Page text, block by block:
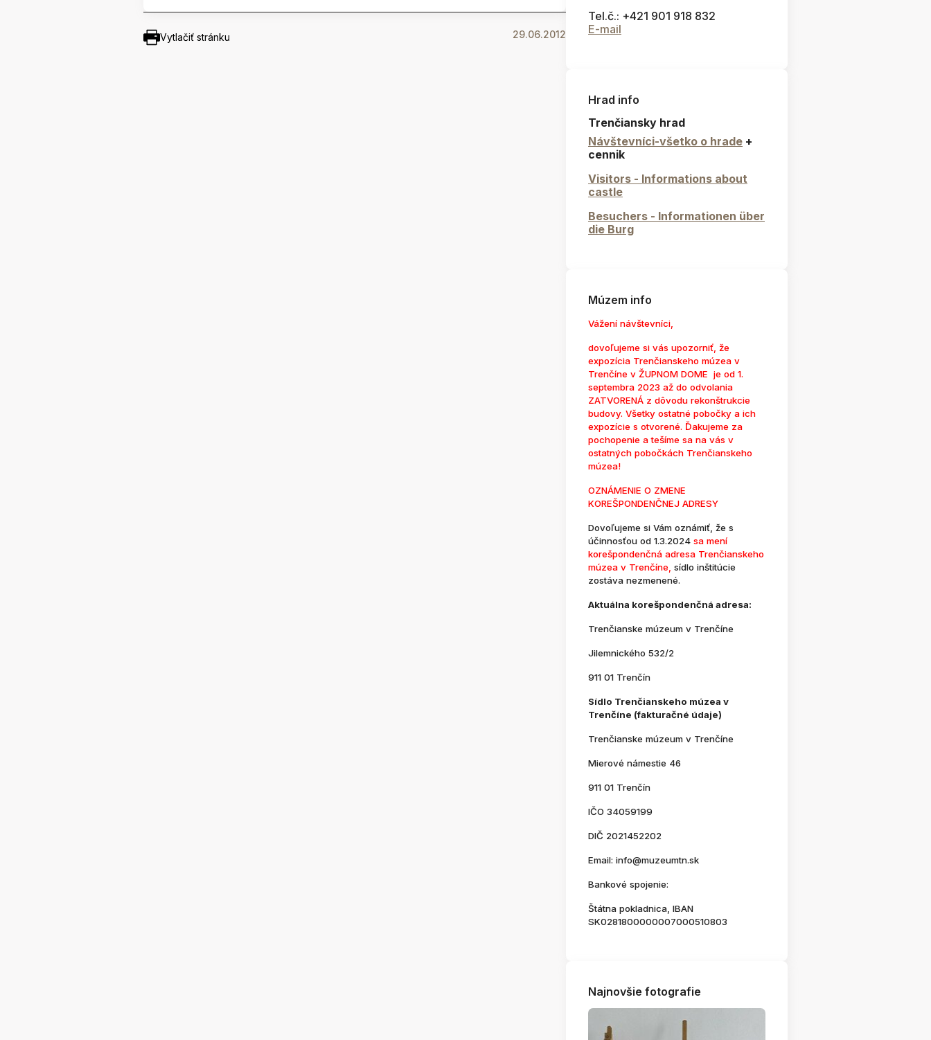
Vytlačiť stránku 29.06.2012
Tel.č.: +421 901 918 832
E-mail
Hrad info
Trenčiansky hrad
Návštevníci-všetko o hrade +
cennik
Visitors - Informations about
castle
Besuchers - Informationen über
die Burg
Múzem info
Vážení návštevníci,
dovoľujeme si vás upozorniť, že
expozícia Trenčianskeho múzea v
Trenčíne v ŽUPNOM DOME je od 1.
septembra 2023 až do odvolania
ZATVORENÁ z dôvodu rekonštrukcie
budovy. Všetky ostatné pobočky a ich
expozície s otvorené. Ďakujeme za
pochopenie a tešíme sa na vás v
ostatných pobočkách Trenčianskeho
múzea!
OZNÁMENIE O ZMENE
KOREŠPONDENČNEJ ADRESY
Dovoľujeme si Vám oznámiť, že s
účinnosťou od 1.3.2024 sa mení
korešpondenčná adresa Trenčianskeho
múzea v Trenčíne, sídlo inštitúcie
zostáva nezmenené.
Aktuálna korešpondenčná adresa:
Trenčianske múzeum v Trenčíne
Jilemnického 532/2
911 01 Trenčín
Sídlo Trenčianskeho múzea v
Trenčíne (fakturačné údaje)
Trenčianske múzeum v Trenčíne
Mierové námestie 46
911 01 Trenčín
IČO 34059199
DIČ 2021452202
Email: info@muzeumtn.sk
Bankové spojenie:
Štátna pokladnica, IBAN
SK0281800000007000510803
Najnovšie fotografie